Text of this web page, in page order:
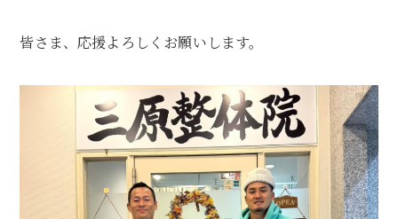
皆さま、応援よろしくお願いします。